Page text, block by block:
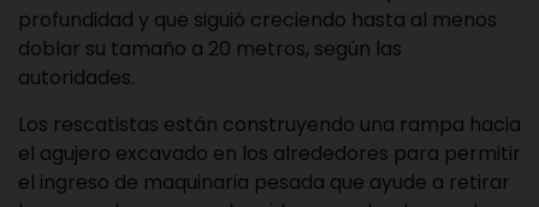
profundidad y que siguió creciendo hasta al menos
doblar su tamaño a 20 metros, según las
autoridades.
Los rescatistas están construyendo una rampa hacia
el agujero excavado en los alrededores para permitir
el ingreso de maquinaria pesada que ayude a retirar